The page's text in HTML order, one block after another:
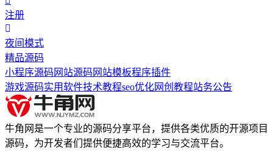
注册
夜间模式
精品源码
小程序源码 网站源码 网站模板程序插件
游戏源码实用软件技术教程seo优化网创教程站务公告
牛角网是一个专业的源码分享平台，提供各类优质的开源项目
源码，为开发者们提供便捷高效的学习与交流平台。